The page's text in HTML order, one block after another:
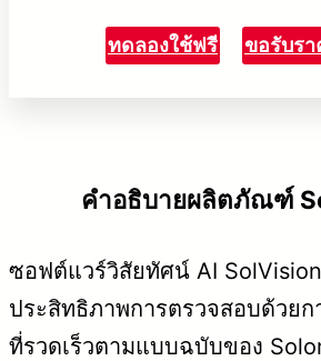
ทดลองใช้ฟรี ขอรับร
คำอธิบายผลิตภัณฑ์
ซอฟต์แวร์วิสัยทัศน์ AI
ประสิทธิภาพการตรวจสอบด้วยก
ที่รวดเร็วตามแบบฉบับของ